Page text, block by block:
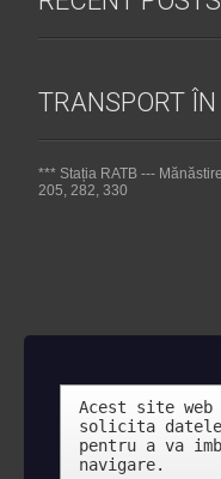
TRANSPORT
*** Stația RATB ---
205, 282, 330
Acest site
solicita datele
pentru a va
navigare.